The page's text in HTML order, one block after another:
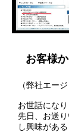
お客様
（弊社エー
お世話になり
先日、お送
し興味があ